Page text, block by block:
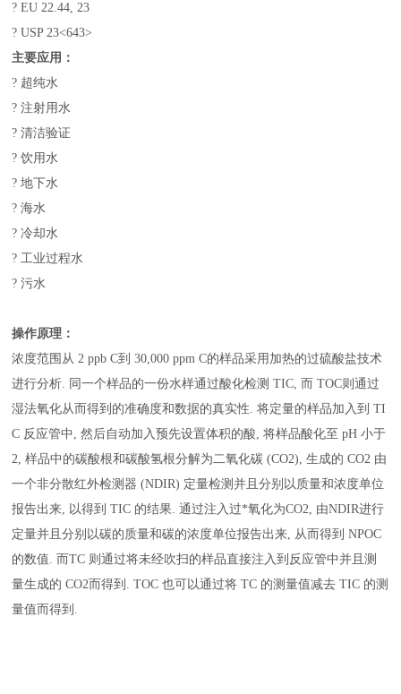
? EU 22.44, 23
? USP 23<643>
主要应用：
? 超纯水
? 注射用水
? 清洁验证
? 饮用水
? 地下水
? 海水
? 冷却水
? 工业过程水
? 污水
操作原理：
浓度范围从 2 ppb C到 30,000 ppm C的样品采用加热的过硫酸盐技术
进行分析. 同一个样品的一份水样通过酸化检测 TIC, 而 TOC则通过
湿法氧化从而得到的准确度和数据的真实性. 将定量的样品加入到 TI
C 反应管中, 然后自动加入预先设置体积的酸, 将样品酸化至 pH 小于
2, 样品中的碳酸根和碳酸氢根分解为二氧化碳 (CO2), 生成的 CO2 由
一个非分散红外检测器 (NDIR) 定量检测并且分别以质量和浓度单位
报告出来, 以得到 TIC 的结果. 通过注入过*氧化为CO2, 由NDIR进行
定量并且分别以碳的质量和碳的浓度单位报告出来, 从而得到 NPOC
的数值. 而TC 则通过将未经吹扫的样品直接注入到反应管中并且测
量生成的 CO2而得到. TOC 也可以通过将 TC 的测量值减去 TIC 的测
量值而得到.